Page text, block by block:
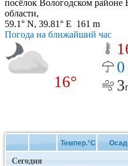
посёлок Вологодском районе
области,
59.1° N, 39.81° E 161 m
Погода на ближайший час
16°
0
3
Темпер.°C
Сегодня